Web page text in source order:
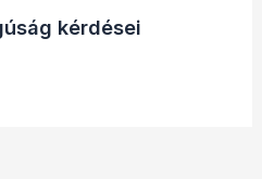
kérdései